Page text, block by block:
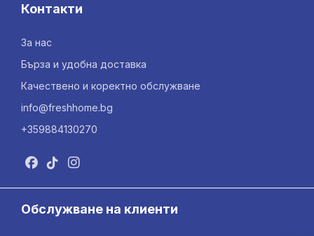
Контакти
За нас
Бърза и удобна доставка
Качествено и коректно обслужване
info@freshhome.bg
+359884130270
Обслужване на клиенти